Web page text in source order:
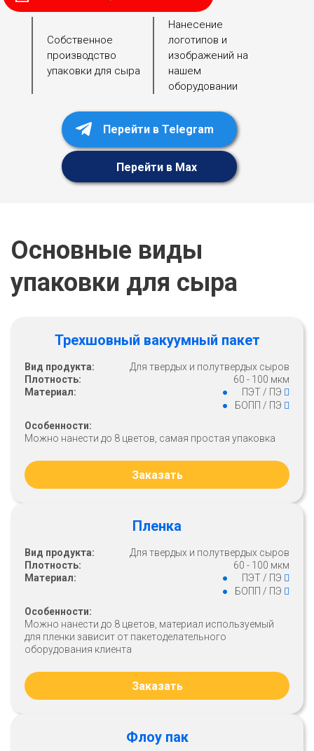
Собственное
производство
упаковки для сыра
Нанесение
логотипов и
изображений на
нашем
оборудовании
Перейти в Telegram
Перейти в Max
Основные виды
упаковки для сыра
Трехшовный вакуумный пакет
Вид продукта:
Для твердых и полутвердых сыров
Плотность:
60 - 100 мкм
Материал:
ПЭТ / ПЭ
БОПП / ПЭ
Особенности:
Можно нанести до 8 цветов, самая простая упаковка
Заказать
Пленка
Вид продукта:
Для твердых и полутвердых сыров
Плотность:
60 - 100 мкм
Материал:
ПЭТ / ПЭ
БОПП / ПЭ
Особенности:
Можно нанести до 8 цветов, материал используемый
для пленки зависит от пакетоделательного
оборудования клиента
Заказать
Флоу пак